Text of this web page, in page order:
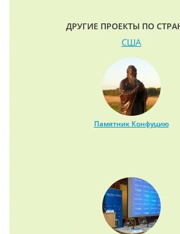
ДРУГИЕ ПРОЕКТЫ ПО
США
Памятник Конфуцию